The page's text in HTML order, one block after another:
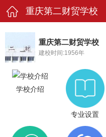
重庆第二财贸学校
重庆第二财贸学校
建校时间:1956年
学校介绍
专业设置